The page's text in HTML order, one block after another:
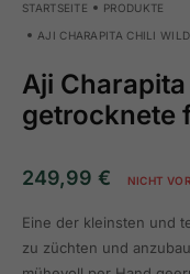
STARTSEITE PRODUKTE
AJI CHARAPITA CHILI
Aji
getrocknete
249,99 € NICHT
Eine der kleinsten und
zu züchten und